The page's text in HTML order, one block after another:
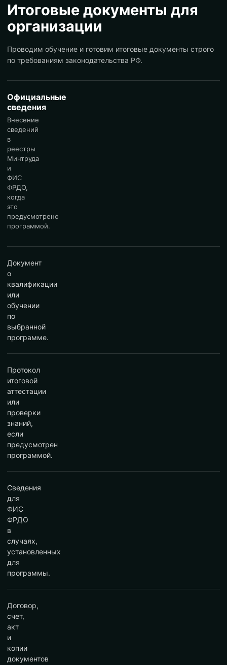
Итоговые документы для
организации
Проводим обучение и готовим итоговые документы строго
по требованиям законодательства РФ.
Официальные
сведения
Внесение
сведений
в
реестры
Минтруда
и
ФИС
ФРДО,
когда
это
предусмотрено
программой.
Документ
о
квалификации
или
обучении
по
выбранной
программе.
Протокол
итоговой
аттестации
или
проверки
знаний,
если
предусмотрен
программой.
Сведения
для
ФИС
ФРДО
в
случаях,
установленных
для
программы.
Договор,
счет,
акт
и
копии
документов